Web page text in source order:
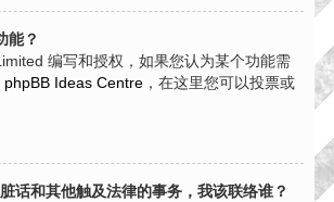
能？
编写和授权，如果您认为某个功能需
phpBB Ideas Centre ，在这里您可以投票或
话和其他触及法律的事务，我该联络谁？